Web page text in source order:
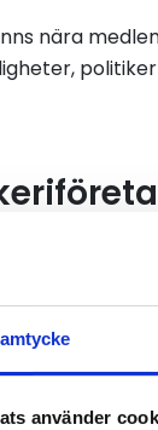
använder
nära